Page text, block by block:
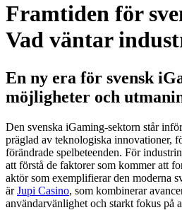
Framtiden för
Vad väntar
En ny era för svensk
möjligheter och
Den svenska iGaming-sektorn står
präglad av teknologiska innovationer,
förändrade spelbeteenden. För
att förstå de faktorer som kommer att
aktör som exemplifierar den moderna
ärJupi Casino, som kombinerar
användarvänlighet och starkt fokus på